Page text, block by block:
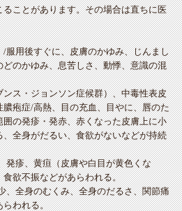
ことがあります。その場合は直ちに医
服用後すぐに、皮膚のかゆみ、じんまし
のかゆみ、息苦しさ、動悸、意識の混
ス・ジョンソン症候群）、中毒性表皮
疱症/高熱、目の充血、目やに、唇のた
の発疹・発赤、赤くなった皮膚上に小
全身がだるい、食欲がないなどが持続
疹、黄疸（皮膚や白目が黄色くな
欲不振などがあらわれる。
、全身のむくみ、全身のだるさ、関節痛
らわれる。